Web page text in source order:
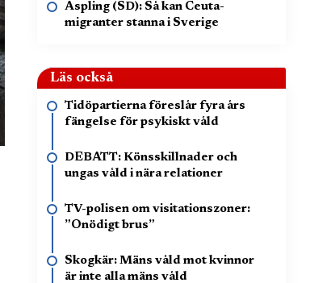
Aspling (SD): Så kan Ceuta-
migranter stanna i Sverige
Läs också
Tidöpartierna föreslår fyra års
fängelse för psykiskt våld
DEBATT: Könsskillnader och
ungas våld i nära relationer
TV-polisen om visitationszoner:
”Onödigt brus”
Skogkär: Mäns våld mot kvinnor
är inte alla mäns våld